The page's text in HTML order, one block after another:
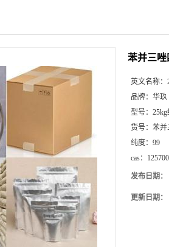
苯并三唑
英文名称：
品牌： 华玖
型号：
货号： 苯并
纯度： 99
cas：
发布日期：
更新日期：